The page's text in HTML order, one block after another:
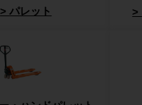
パレット